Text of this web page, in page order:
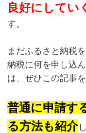
良好にしてい
す。
まだふるさと納税
納税に何を申し込
は、ぜひこの記事
普通に申請す
る方法も紹介